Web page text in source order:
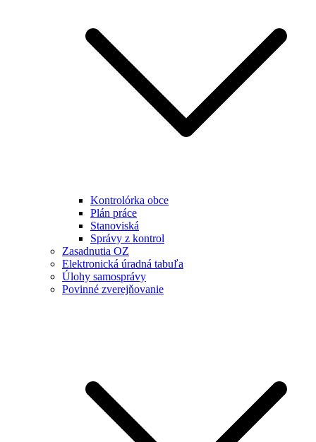
Kontrolórka obce
Plán práce
Stanoviská
Správy z kontrol
Zasadnutia OZ
Elektronická úradná tabuľa
Úlohy samosprávy
Povinné zverejňovanie